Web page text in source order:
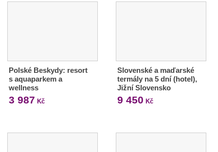
Polské Beskydy: resort
s aquaparkem a
wellness
3 987 Kč
Slovenské a maďarské
termály na 5 dní (hotel),
Jižní Slovensko
9 450 Kč